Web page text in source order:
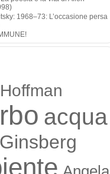
1968–73: L’occasione persa
acqua